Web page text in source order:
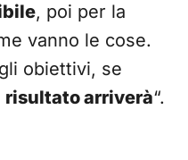
, poi per la
vanno le cose.
obiettivi, se
risultato arriverà“.